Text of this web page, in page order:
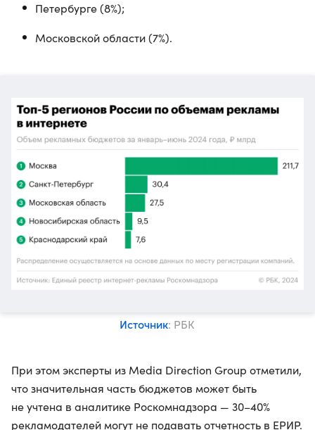
Петербурге (8%);
Московской области (7%).
Источник: РБК
При этом эксперты из Media Direction Group отметили,
что значительная часть бюджетов может быть
не учтена в аналитике Роскомнадзора — 30–40%
рекламодателей могут не подавать отчетность в ЕРИР.